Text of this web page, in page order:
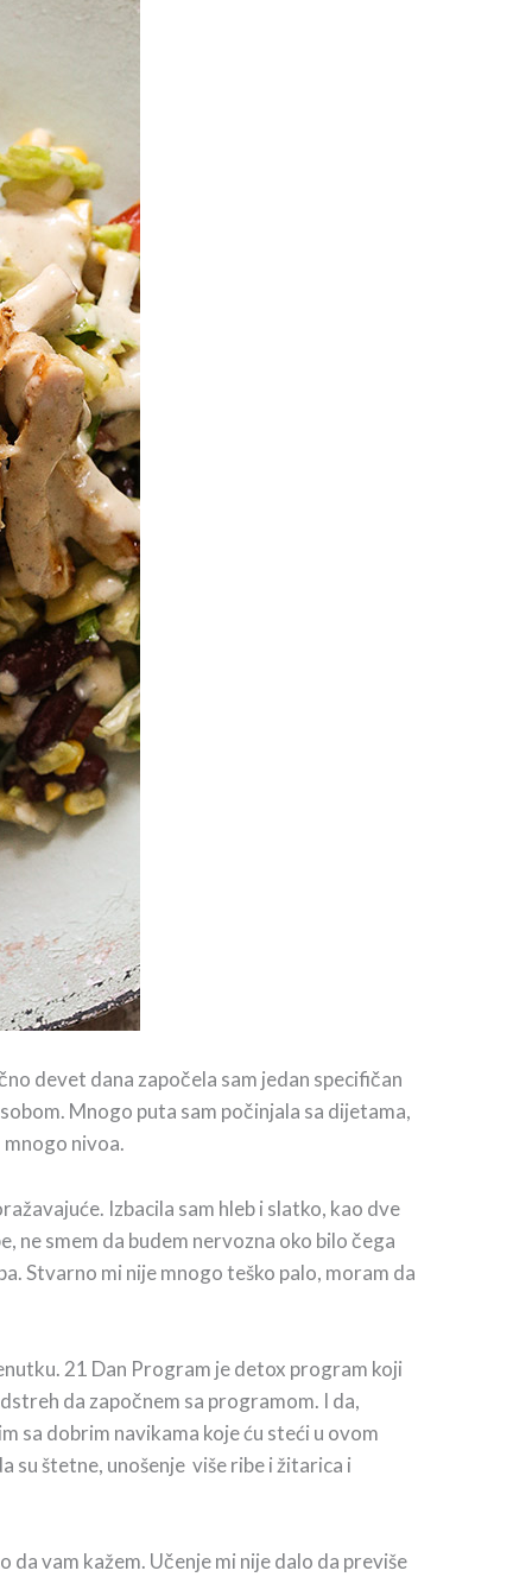
devet dana započela sam jedan specifičan
Mnogo puta sam počinjala sa dijetama,
nivoa.
Izbacila sam hleb i slatko, kao dve
ne smem da budem nervozna oko bilo čega
Stvarno mi nije mnogo teško palo, moram da
21 Dan Program je detox program koji
da započnem sa programom. I da,
sa dobrim navikama koje ću steći u ovom
su štetne, unošenje više ribe i žitarica i
vam kažem. Učenje mi nije dalo da previše